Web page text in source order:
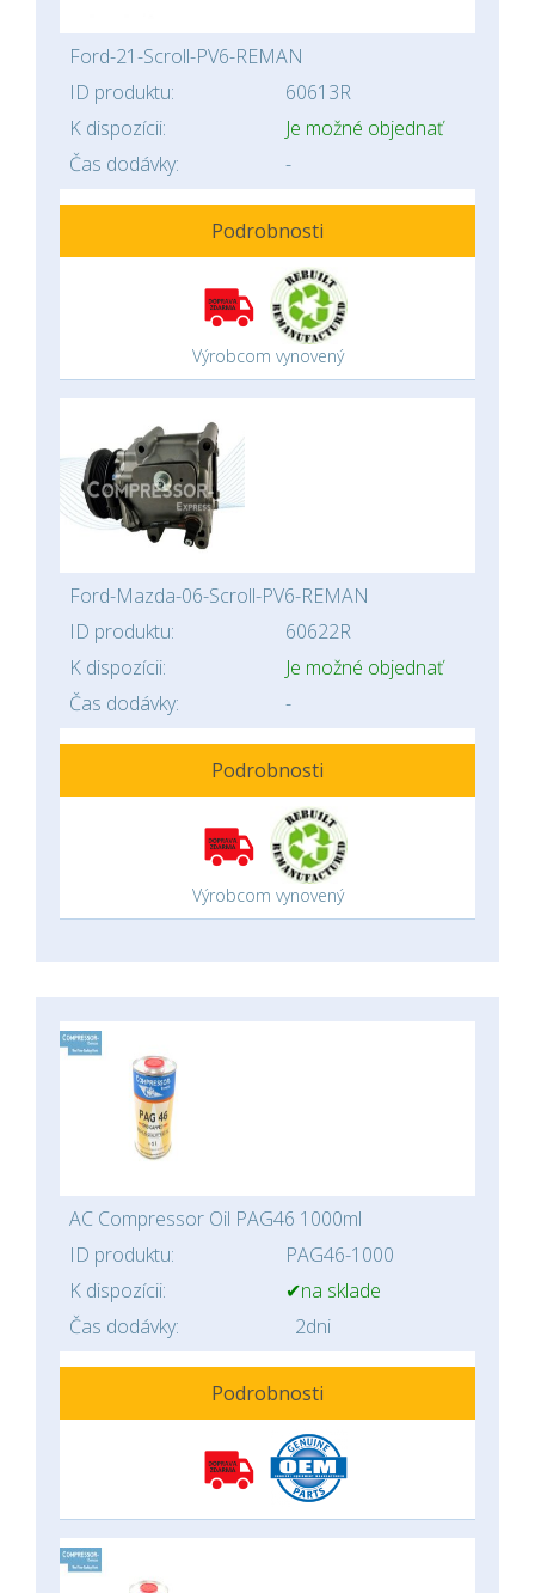
Ford-21-Scroll-PV6-REMAN
ID produktu:
60613R
K dispozícii:
Je možné objednať
Čas dodávky:
-
Podrobnosti
Výrobcom vynovený
Ford-Mazda-06-Scroll-PV6-REMAN
ID produktu:
60622R
K dispozícii:
Je možné objednať
Čas dodávky:
-
Podrobnosti
Výrobcom vynovený
AC Compressor Oil PAG46 1000ml
ID produktu:
PAG46-1000
K dispozícii:
✔na sklade
Čas dodávky:
2dni
Podrobnosti